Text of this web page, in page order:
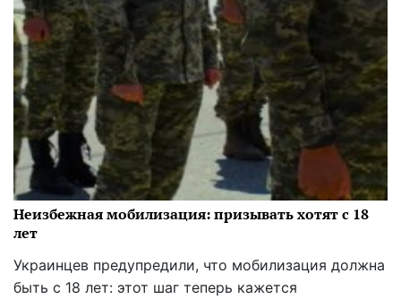
Неизбежная мобилизация: призывать хотят с 18
лет
Украинцев предупредили, что мобилизация должна
быть с 18 лет: этот шаг теперь кажется